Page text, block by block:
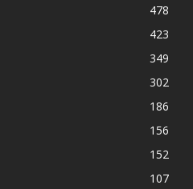
478
423
349
302
186
156
152
107